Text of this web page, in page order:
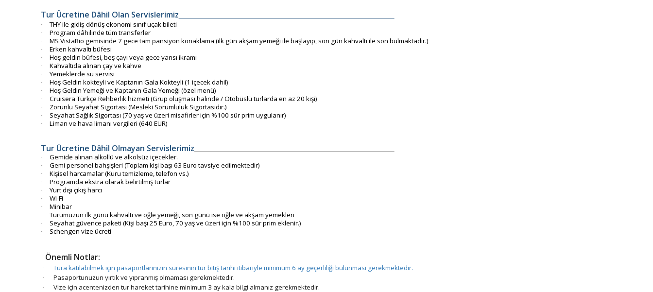
Tur Ücretine Dâhil Olan Servislerimiz
· THY ile gidiş-dönüş ekonomi sınıf uçak bileti
· Program dâhilinde tüm transferler
· MS VistaRio gemisinde 7 gece tam pansiyon konaklama (ilk gün akşam yemeği ile başlayıp, son gün kahvaltı ile son bulmaktadır.)
· Erken kahvaltı büfesi
· Hoş geldin büfesi, beş çayı veya gece yarısı ikramı
· Kahvaltıda alınan çay ve kahve
· Yemeklerde su servisi
· Hoş Geldin kokteyli ve Kaptanın Gala Kokteyli (1 içecek dahil)
· Hoş Geldin Yemeği ve Kaptanın Gala Yemeği (özel menü)
· Cruisera Türkçe Rehberlik hizmeti (Grup oluşması halinde / Otobüslü turlarda en az 20 kişi)
· Zorunlu Seyahat Sigortası (Mesleki Sorumluluk Sigortasıdır.)
· Seyahat Sağlık Sigortası (70 yaş ve üzeri misafirler için %100 sür prim uygulanır)
· Liman ve hava limanı vergileri (640 EUR)
Tur Ücretine Dâhil Olmayan Servislerimiz
· Gemide alınan alkollü ve alkolsüz içecekler.
· Gemi personel bahşişleri (Toplam kişi başı 63 Euro tavsiye edilmektedir)
· Kişisel harcamalar (Kuru temizleme, telefon vs.)
· Programda ekstra olarak belirtilmiş turlar
· Yurt dışı çıkış harcı
· Wi-Fi
· Minibar
· Turumuzun ilk günü kahvaltı ve öğle yemeği, son günü ise öğle ve akşam yemekleri
· Seyahat güvence paketi (Kişi başı 25 Euro, 70 yaş ve üzeri için %100 sür prim eklenir.)
· Schengen vize ücreti
Önemli Notlar:
· Tura katılabilmek için pasaportlarınızın süresinin tur bitiş tarihi itibariyle minimum 6 ay geçerliliği bulunması gerekmektedir.
· Pasaportunuzun yırtık ve yıpranmış olmaması gerekmektedir.
· Vize için acentenizden tur hareket tarihine minimum 3 ay kala bilgi almanız gerekmektedir.